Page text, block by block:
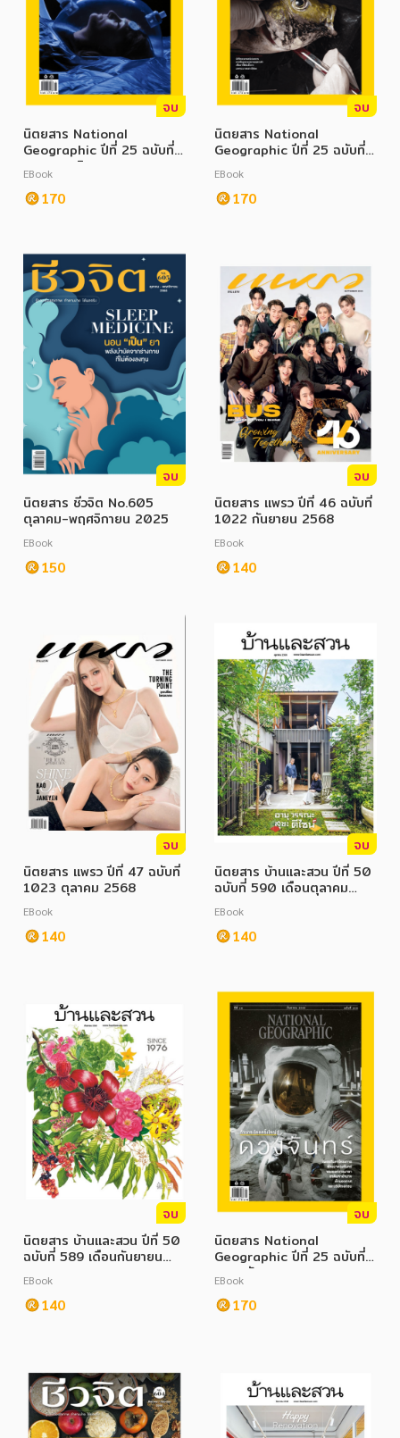
หมวดหมู่ยอดนิยม
หนังสือออกใหม่ หนังสือยอดนิยม หนังสือเช่า
อีบุ๊กอ่านฟรี
หนังสือเสียง
โปรโมชั่นลดราคา
หมวดหมู่หนังสือ
ศิลปะ บันเทิง กีฬา ท่องเที่ยว
สังคม วัฒนธรรม การปกครอง ศาสนาและปรัชญา
ศาสนา และปรัชญา
กฎหมาย สัญญา ภาษี
การเงิน การลงทุน บริหาร
นิตยสาร หนังสือพิมพ์
ครอบครัว
วรรณกรรม
การเกษตร ชีววิทยา
ภาษาศาสตร์
หนังสือเด็ก
การพัฒนาตนเอง
ความรู้ทั่วไป
การ์ตูนความรู้ การ์ตูน
การ์ตูนมังงะ (Manga)
จบ
นิตยสาร National
Geographic ปีที่ 25 ฉบับที่
292 พฤศจิกายน 2568
EBook
170
จบ
นิตยสาร National
Geographic ปีที่ 25 ฉบับที่
291 ตุลาคม 2568
EBook
170
จบ
นิตยสาร ชีวจิต No.605
ตุลาคม-พฤศจิกายน 2025
EBook
150
จบ
นิตยสาร แพรว ปีที่ 46 ฉบับที่
1022 กันยายน 2568
EBook
140
จบ
นิตยสาร แพรว ปีที่ 47 ฉบับที่
1023 ตุลาคม 2568
EBook
140
จบ
นิตยสาร บ้านและสวน ปีที่ 50
ฉบับที่ 590 เดือนตุลาคม
2568
EBook
140
จบ
นิตยสาร บ้านและสวน ปีที่ 50
ฉบับที่ 589 เดือนกันยายน
2568
EBook
140
จบ
นิตยสาร National
Geographic ปีที่ 25 ฉบับที่
290 กันยายน 2568
EBook
170